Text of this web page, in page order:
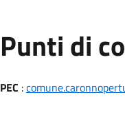
Punti di
PEC :